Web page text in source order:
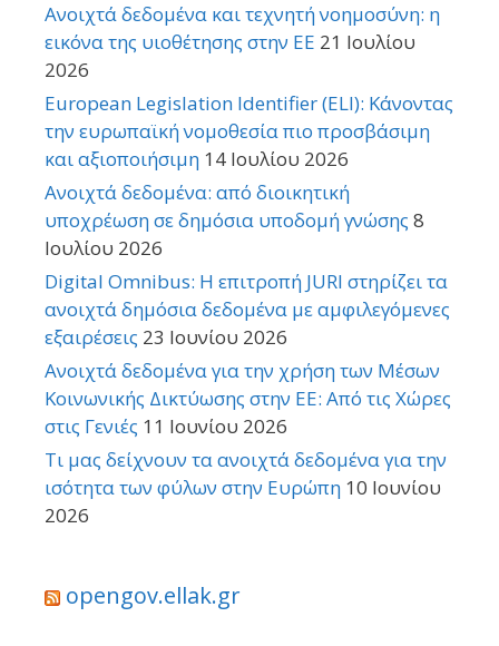
Ανοιχτά δεδομένα και τεχνητή νοημοσύνη: η
εικόνα της υιοθέτησης στην ΕΕ 21 Ιουλίου
2026
European Legislation Identifier (ELI): Κάνοντας
την ευρωπαϊκή νομοθεσία πιο προσβάσιμη
και αξιοποιήσιμη 14 Ιουλίου 2026
Ανοιχτά δεδομένα: από διοικητική
υποχρέωση σε δημόσια υποδομή γνώσης 8
Ιουλίου 2026
Digital Omnibus: Η επιτροπή JURI στηρίζει τα
ανοιχτά δημόσια δεδομένα με αμφιλεγόμενες
εξαιρέσεις 23 Ιουνίου 2026
Ανοιχτά δεδομένα για την χρήση των Μέσων
Κοινωνικής Δικτύωσης στην ΕΕ: Από τις Χώρες
στις Γενιές 11 Ιουνίου 2026
Τι μας δείχνουν τα ανοιχτά δεδομένα για την
ισότητα των φύλων στην Ευρώπη 10 Ιουνίου
2026
opengov.ellak.gr